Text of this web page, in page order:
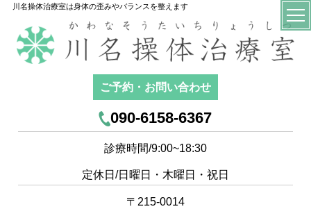
川名操体治療室は身体の歪みやバランスを整えます
ご予約・お問い合わせ
090-6158-6367
診療時間/9:00~18:30
定休日/日曜日・木曜日・祝日
〒215-0014